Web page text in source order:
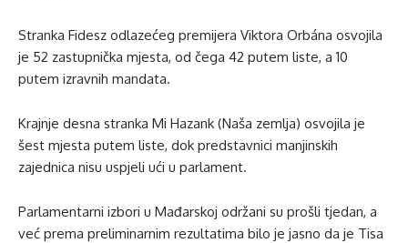
Stranka Fidesz odlazećeg premijera Viktora Orbána osvojila
je 52 zastupnička mjesta, od čega 42 putem liste, a 10
putem izravnih mandata.
Krajnje desna stranka Mi Hazank (Naša zemlja) osvojila je
šest mjesta putem liste, dok predstavnici manjinskih
zajednica nisu uspjeli ući u parlament.
Parlamentarni izbori u Mađarskoj održani su prošli tjedan, a
već prema preliminarnim rezultatima bilo je jasno da je Tisa